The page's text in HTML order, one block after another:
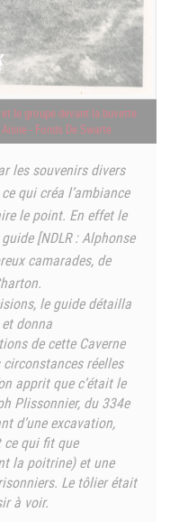
le groupe devant la buvette
- Fonds De Swarte
les souvenirs divers
qui créa l’ambiance
le point. En effet le
[NDLR : Alphonse
camarades, de
le guide détailla
donna
de cette Caverne
réelles
apprit que c’était le
Plissonnier, du 334e
d’une excavation,
ce qui fit que
la poitrine) et une
Le tôlier était
à voir.